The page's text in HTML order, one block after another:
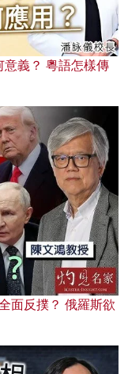
義？ 粵語怎樣傳
面反撲？ 俄羅斯欲